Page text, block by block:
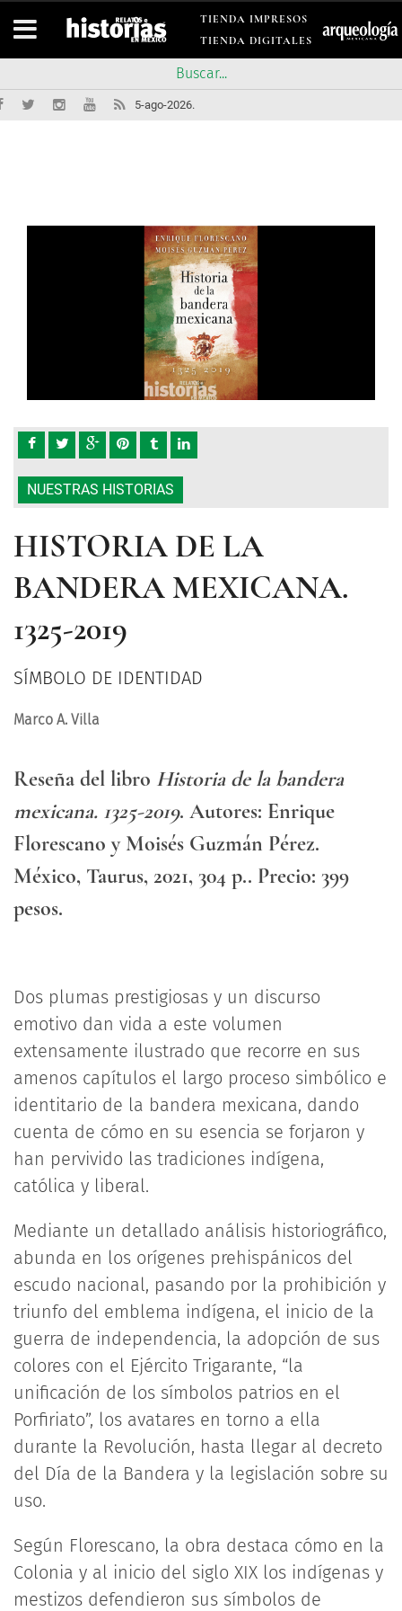
TIENDA IMPRESOS
TIENDA DIGITALES
5-ago-2026.
NUESTRAS HISTORIAS
HISTORIA DE LA
BANDERA MEXICANA.
1325-2019
SÍMBOLO DE IDENTIDAD
Marco A. Villa
Reseña del libro Historia de la bandera
mexicana. 1325-2019. Autores: Enrique
Florescano y Moisés Guzmán Pérez.
México, Taurus, 2021, 304 p.. Precio: 399
pesos.
Dos plumas prestigiosas y un discurso
emotivo dan vida a este volumen
extensamente ilustrado que recorre en sus
amenos capítulos el largo proceso simbólico e
identitario de la bandera mexicana, dando
cuenta de cómo en su esencia se forjaron y
han pervivido las tradiciones indígena,
católica y liberal.
Mediante un detallado análisis historiográfico,
abunda en los orígenes prehispánicos del
escudo nacional, pasando por la prohibición y
triunfo del emblema indígena, el inicio de la
guerra de independencia, la adopción de sus
colores con el Ejército Trigarante, “la
unificación de los símbolos patrios en el
Porfiriato”, los avatares en torno a ella
durante la Revolución, hasta llegar al decreto
del Día de la Bandera y la legislación sobre su
uso.
Según Florescano, la obra destaca cómo en la
Colonia y al inicio del siglo XIX los indígenas y
mestizos defendieron sus símbolos de